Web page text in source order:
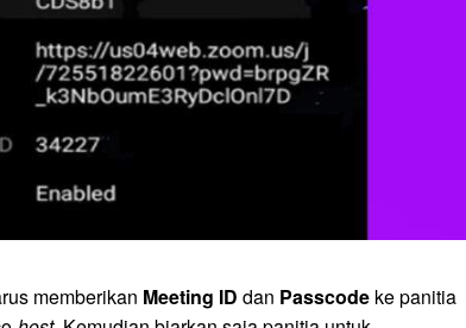
memberikan Meeting ID dan Passcode ke panitia